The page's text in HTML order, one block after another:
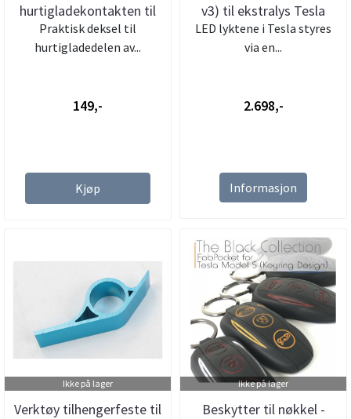
hurtigladekontakten til
Tesla Model...
Praktisk deksel til
hurtigladedelen av...
149,-
Kjøp
v3) til ekstralys Tesla
Mo...
LED lyktene i Tesla styres
via en...
2.698,-
Informasjon
Ikke på lager
Verktøy tilhengerfeste til
Ikke på lager
Beskytter til nøkkel -